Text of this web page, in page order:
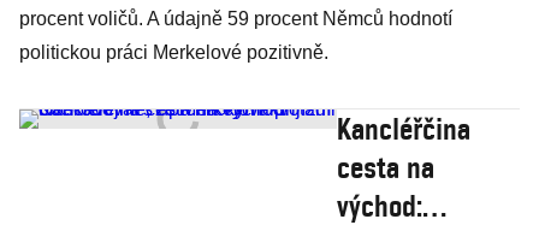
procent voličů. A údajně 59 procent Němců hodnotí
politickou práci Merkelové pozitivně.
Kancléřčina
cesta na
východ: